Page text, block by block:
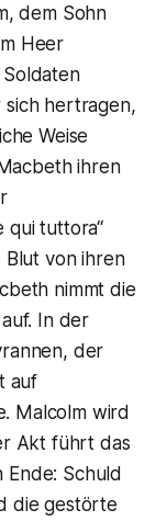
dem Sohn
Heer
Soldaten
sich hertragen,
Weise
ihren
qui tuttora“
Blut von ihren
nimmt die
In der
der
auf
Malcolm wird
Akt führt das
Ende: Schuld
die gestörte